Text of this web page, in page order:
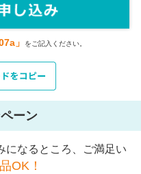
」 をご記入ください。
ーン
なるところ、
ご満足い
OK！